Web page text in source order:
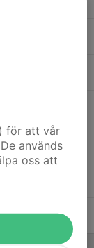
för att vår
används
oss att